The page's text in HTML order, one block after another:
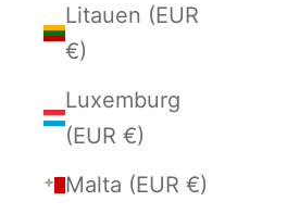
Litauen (EUR
€)
Luxemburg
(EUR €)
Malta (EUR €)